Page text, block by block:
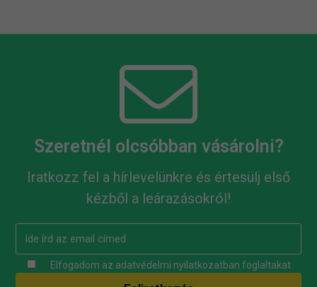
Szeretnél olcsóbban vásárolni?
Iratkozz fel a hírlevelünkre és értesülj első
kézből a leárazásokról!
Elfogadom az adatvédelmi nyilatkozatban foglaltakat